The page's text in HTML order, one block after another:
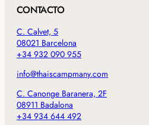
CONTACTO
C. Calvet, 5
08021 Barcelona
+34 932 090 955
info@thaiscampmany.com
C. Canonge Baranera, 2F
08911 Badalona
+34 934 644 492